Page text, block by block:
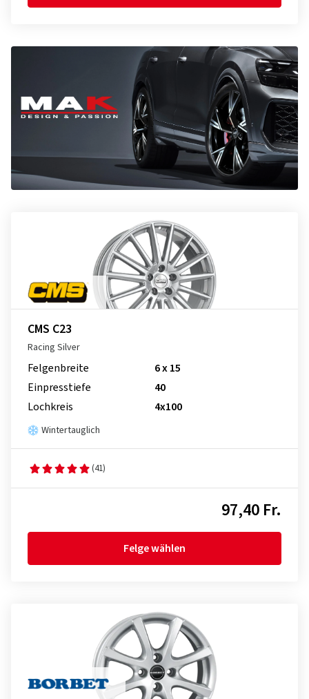
CMS C23
Racing Silver
Felgenbreite
6 x 15
Einpresstiefe
40
Lochkreis
4x100
Wintertauglich
(41)
97,40 Fr.
Felge wählen